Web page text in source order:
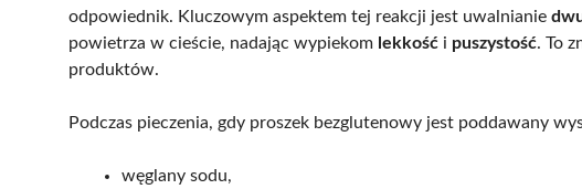
odpowiednik. Kluczowym aspektem tej reakcji jest uwalnianie
powietrza w cieście, nadając wypiekom lekkość i puszystość. To
produktów.
Podczas pieczenia, gdy proszek bezglutenowy jest poddawany
węglany sodu,